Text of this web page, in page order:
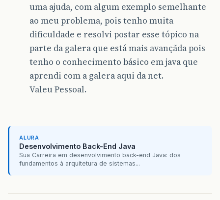
uma ajuda, com algum exemplo semelhante
ao meu problema, pois tenho muita
dificuldade e resolvi postar esse tópico na
parte da galera que está mais avançãda pois
tenho o conhecimento básico em java que
aprendi com a galera aqui da net.
Valeu Pessoal.
ALURA
Desenvolvimento Back-End Java
Sua Carreira em desenvolvimento back-end Java: dos
fundamentos à arquitetura de sistemas...